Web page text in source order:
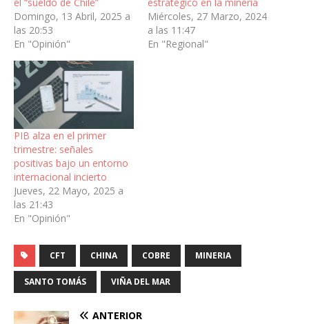
Domingo, 13 Abril, 2025 a
las 20:53
En "Opinión"
Miércoles, 27 Marzo, 2024
a las 11:47
En "Regional"
PIB alza en el primer
trimestre: señales
positivas bajo un entorno
internacional incierto
Jueves, 22 Mayo, 2025 a
las 21:43
En "Opinión"
CFT CHINA COBRE MINERIA
SANTO TOMÁS VIÑA DEL MAR
ANTERIOR